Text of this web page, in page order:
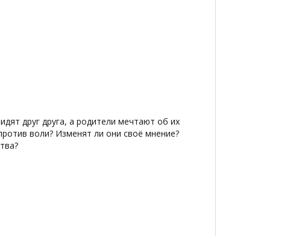
друг друга, а родители мечтают об их
воли? Изменят ли они своё мнение?